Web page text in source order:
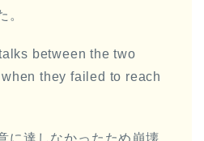
。
between the two
they failed to reach
に達しなかったため崩壊